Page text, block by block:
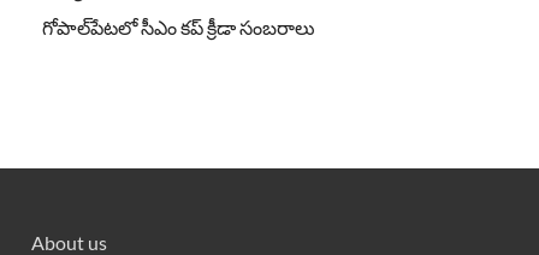
గోపాల్‌పేటలో సీఎం కప్ క్రీడా సంబరాలు
About us